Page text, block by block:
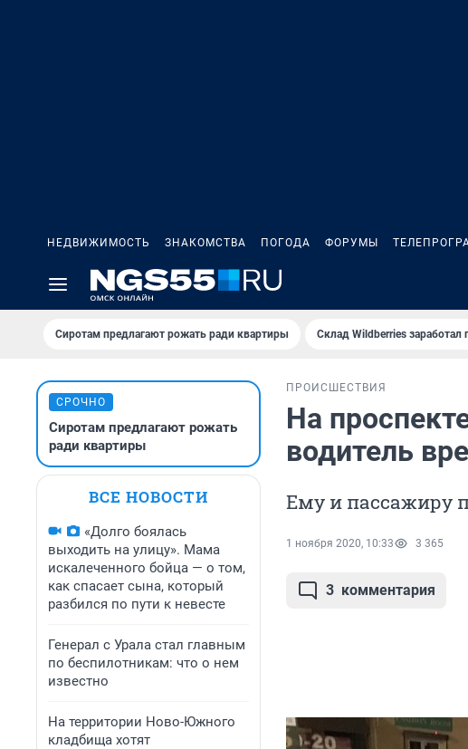
НЕДВИЖИМОСТЬ ЗНАКОМСТВА ПОГОДА ФОРУМЫ
Сиротам предлагают рожать ради квартиры Склад Wildberries
СРОЧНО
Сиротам предлагают рожать
ради квартиры
ВСЕ НОВОСТИ
«Долго боялась
выходить на улицу». Мама
искалеченного бойца — о том,
как спасает сына, который
разбился по пути к невесте
Генерал с Урала стал главным
по беспилотникам: что о нем
известно
На территории Ново-Южного
кладбища хотят
ПРОИСШЕСТВИЯ
На
водитель
Ему и пассажиру
1 ноября 2020, 10:33 3 365
3 комментария